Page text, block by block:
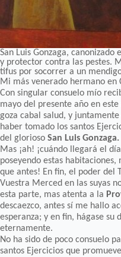
San Luis Gonzaga, canonizado
y protector contra las pestes.
tifus por socorrer a un
Mi más venerado hermano en
Con singular consuelo mío
mayo del presente año en
goza cabal salud, y
haber tomado los santos
del glorioso San Luis Gonzaga.
Mas ¡ah! ¡cuándo llegará el
poseyendo estas
que antes! En fin, el poder del
Vuestra Merced en las suyas
esta parte, mas atenta a la
descaezco, antes sí me hallo
esperanza; y en fin, hágase su
eternamente.
No ha sido de poco consuelo
santos Ejercicios que